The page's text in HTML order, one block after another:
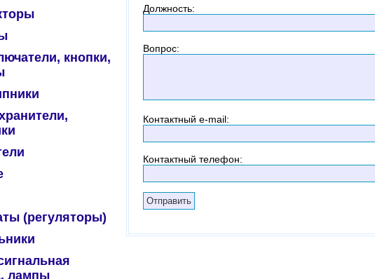
кнопки,
(регуляторы)
лампы
Должность:
Вопрос:
Контактный e-mail:
Контактный телефон: